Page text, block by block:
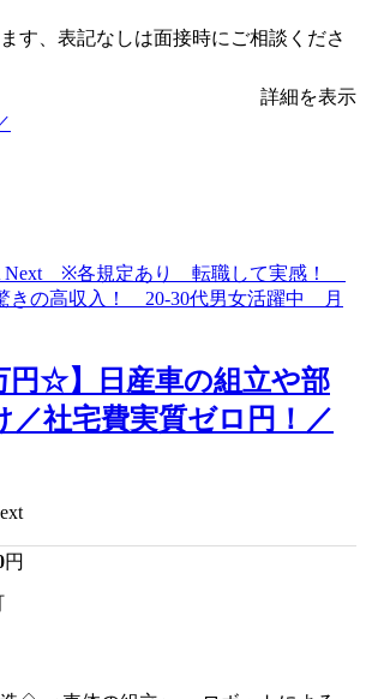
す、表記なしは面接時にご相談くださ
詳細を表示
円☆】日産車の組立や部
／社宅費実質ゼロ円！／
円